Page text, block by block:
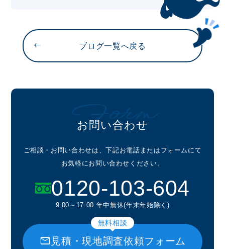
ブログ一覧へ戻る
お問い合わせ
Form
ご相談・お問い合わせは、下記お電話またはフォームにて
お気軽にお問い合わせください。
0120-103-604
9:00～17:00 年中無休(年末年始除く)
無料相談
mail 見積・現地調査依頼フォーム